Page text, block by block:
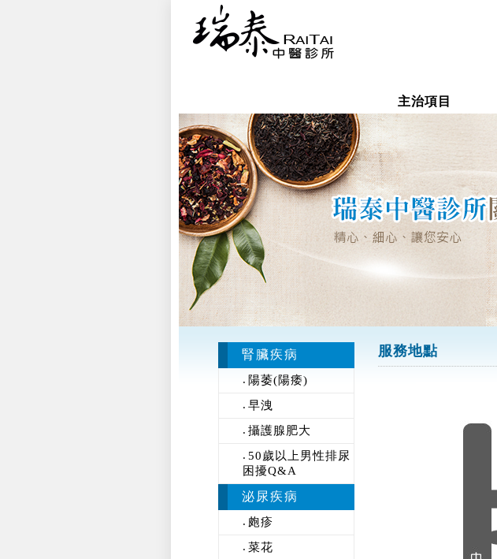
主治項目
腎臟疾病
陽萎(陽痿)
早洩
攝護腺肥大
50歲以上男性排尿
困擾Q&A
泌尿疾病
皰疹
菜花
服務地點